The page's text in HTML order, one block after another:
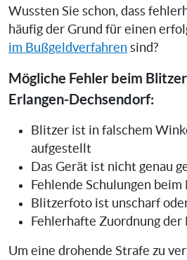
Wussten Sie schon, dass
häufig der Grund für einen
im Bußgeldverfahren sind?
Mögliche Fehler beim
Erlangen-Dechsendorf:
Blitzer ist in falschem
aufgestellt
Das Gerät ist nicht genau
Fehlende Schulungen beim
Blitzerfoto ist unscharf
Fehlerhafte Zuordnung
Um eine drohende Strafe zu